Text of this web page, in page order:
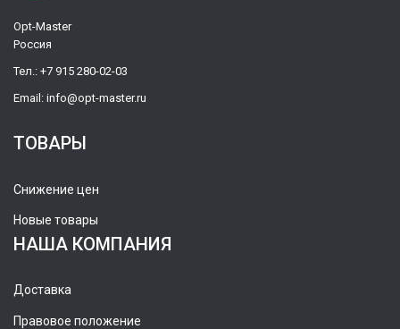
Opt-Master
Россия
Тел.: +7 915 280-02-03
Email: info@opt-master.ru
ТОВАРЫ
Снижение цен
Новые товары
НАША КОМПАНИЯ
Доставка
Правовое положение